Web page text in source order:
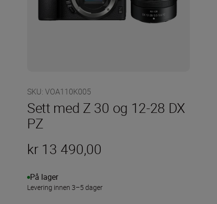
SKU: VOA110K005
Sett med Z 30 og 12-28 DX
PZ
kr 13 490,00
På lager
Levering innen 3–5 dager